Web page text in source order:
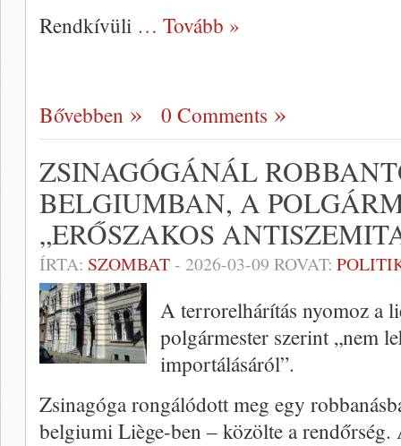
Rendkívüli … Tovább »
Bővebben 0 Comments
ZSINAGÓGÁNÁL
BELGIUMBAN, A
„ERŐSZAKOS
ÍRTA: SZOMBAT- 2026-03-09 ROVAT:
A terrorelhárítás nyomoz a
polgármester szerint „nem
importálásáról”.
Zsinagóga rongálódott meg egy
belgiumi Liège-ben – közölte a